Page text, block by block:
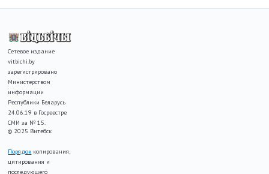
Сетевое издание
vitbichi.by
зарегистрировано
Министерством
информации
Республики Беларусь
24.06.19 в Госреестре
СМИ за № 15.
© 2025 Витебск
Порядок копирования,
цитирования и
последующего